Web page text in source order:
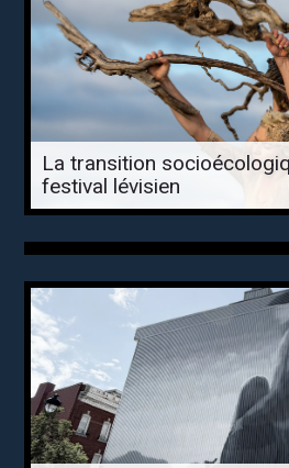
La transition
festival lévisien